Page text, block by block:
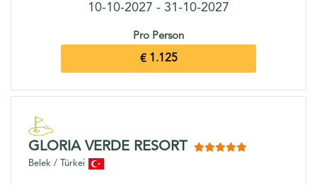
10-10-2027 - 31-10-2027
Pro Person
€ 1.125
GLORIA VERDE RESORT
Belek / Türkei